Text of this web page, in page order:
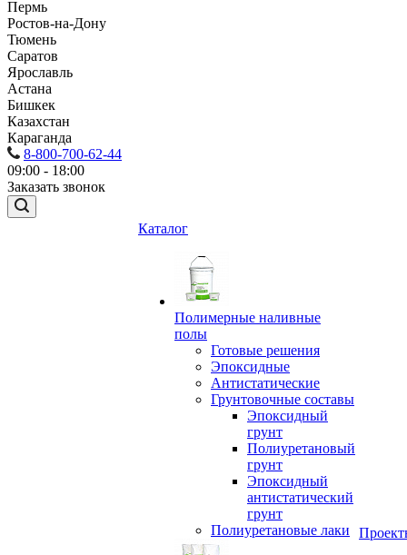
Пермь
Ростов-на-Дону
Тюмень
Саратов
Ярославль
Астана
Бишкек
Казахстан
Караганда
8-800-700-62-44
09:00 - 18:00
Заказать звонок
Каталог
Полимерные наливные
полы
Готовые решения
Эпоксидные
Антистатические
Грунтовочные составы
Эпоксидный
грунт
Полиуретановый
грунт
Эпоксидный
антистатический
грунт
Полиуретановые лаки